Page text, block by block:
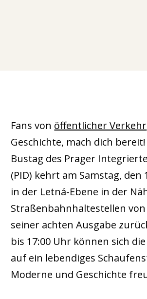
Fans von öffentlicher Verkehr
Geschichte, mach dich
Bustag des Prager
(PID) kehrt am Samstag, den
in der Letná-Ebene in der
Straßenbahnhaltestellen von
seiner achten Ausgabe
bis 17:00 Uhr können sich
auf ein lebendiges
Moderne und Geschichte